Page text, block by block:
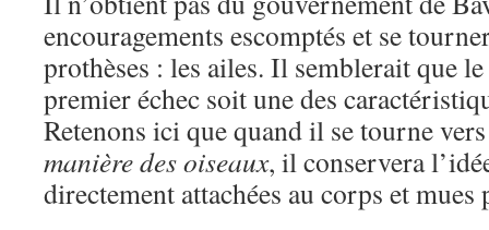
encouragements escomptés et se
prothèses : les ailes. Il semblerait que
premier échec soit une des
Retenons ici que quand il se tourne
manière des oiseaux, il conservera
directement attachées au corps et